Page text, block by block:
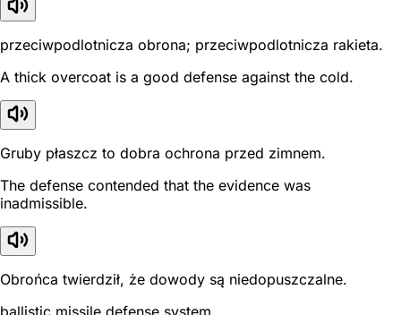
przeciwpodlotnicza obrona; przeciwpodlotnicza rakieta.
A thick overcoat is a good defense against the cold.
Gruby płaszcz to dobra ochrona przed zimnem.
The defense contended that the evidence was
inadmissible.
Obrońca twierdził, że dowody są niedopuszczalne.